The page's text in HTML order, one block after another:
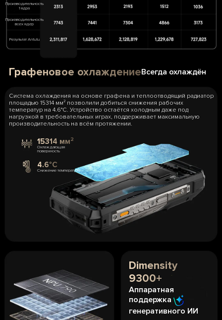
Производительность
1 ядра
Производительность
всех ядер
Результат Antutu
Графеновое охлаждениеВсегда охлаждён
Система охлаждения на основе графена и теплоотводящий радиатор
площадью 15314 мм² позволили добиться снижения рабочих
температур на 4.6°C. Устройство остаётся холодным даже под
нагрузкой в требовательных играх, поддерживает максимальную
производительность на всём протяжении.
15314 мм²
Охлаждающая
поверхность
4.6°C
Снижение температуры
Dimensity
9300+
Аппаратная
поддержка
генеративного ИИ